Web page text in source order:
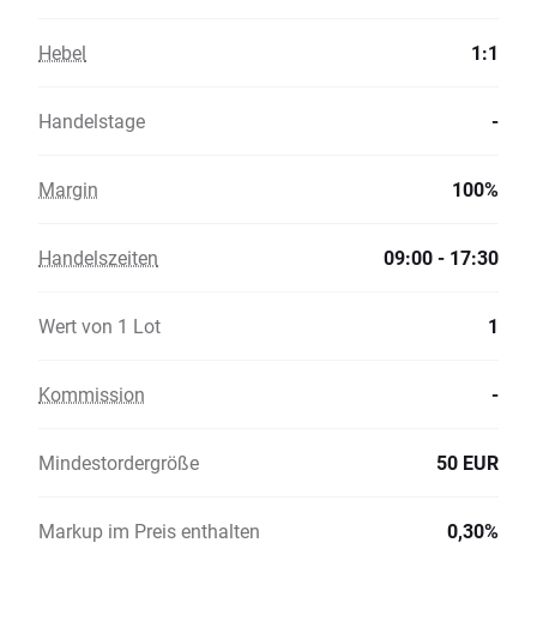
Hebel 1:1
Handelstage -
Margin 100%
Handelszeiten 09:00 - 17:30
Wert von 1 Lot 1
Kommission -
Mindestordergröße 50 EUR
Markup im Preis enthalten 0,30%